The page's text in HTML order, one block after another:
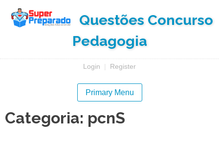
Skip
Questões Concurso
Pedagogia
Login | Register
Primary Menu
Categoria: pcnS